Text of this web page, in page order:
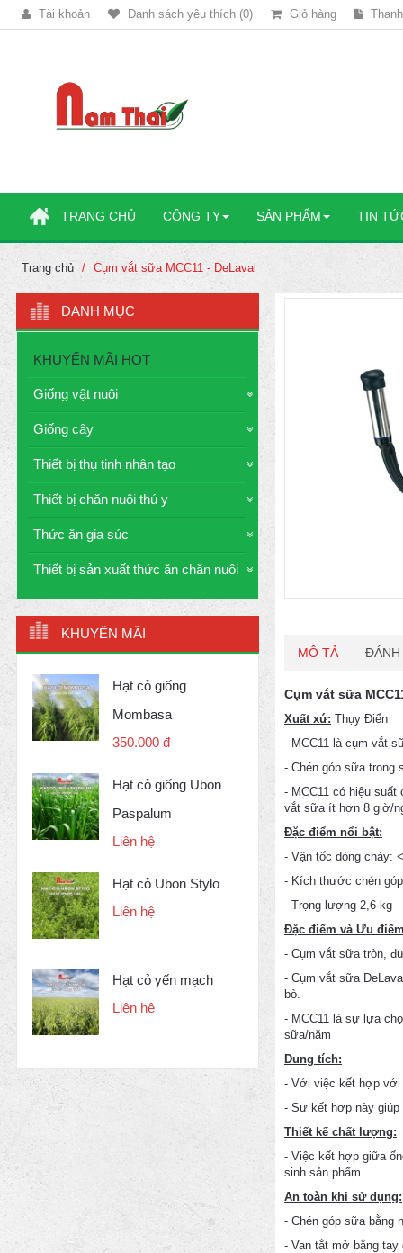
Tài khoản Danh sách yêu thích (0) Giỏ hàng
TRANG CHỦ CÔNG TY SẢN PHẨM TIN
Trang chủ Cụm vắt sữa MCC11 - DeLaval
DANH MỤC
KHUYẾN MÃI HOT
Giống vật nuôi
Giống cây
Thiết bị thụ tinh nhân tạo
Thiết bị chăn nuôi thú y
Thức ăn gia súc
Thiết bị sản xuất thức ăn chăn nuôi
KHUYẾN MÃI
Hạt cỏ giống
Mombasa
350.000 đ
Hạt cỏ giống Ubon
Paspalum
Liên hệ
Hạt cỏ Ubon Stylo
Liên hệ
Hạt cỏ yến mạch
Liên hệ
MÔ TẢ ĐÁNH
Cụm vắt sữa
Xuất xứ: Thụy Điển
- MCC11 là cụm vắt
- Chén góp sữa trong
- MCC11 có hiệu suất
vắt sữa ít hơn 8 giờ/
Đặc điểm nổi bật:
- Vận tốc dòng chảy:
- Kích thước chén
- Trọng lượng 2,6 kg
Đặc điểm và Ưu
- Cụm vắt sữa tròn,
- Cụm vắt sữa
bò.
- MCC11 là sự lựa
sữa/năm
Dung tích:
- Với việc kết hợp với
- Sự kết hợp này giúp
Thiết kế chất lượng:
- Việc kết hợp giữa
sinh sản phẩm.
An toàn khi sử dụng:
- Chén góp sữa bằng
- Van tắt mở bằng